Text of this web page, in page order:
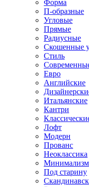
Форма
П-образные
Угловые
Прямые
Радиусные
Скошенные
Стиль
Евро
Английские
Итальянские
Кантри
Лофт
Модерн
Прованс
Неоклассика
Минимализм
Под старину